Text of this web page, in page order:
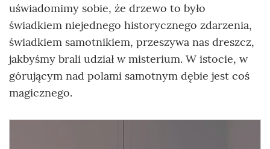
uświadomimy sobie, że drzewo to było
świadkiem niejednego historycznego zdarzenia,
świadkiem samotnikiem, przeszywa nas dreszcz,
jakbyśmy brali udział w misterium. W istocie, w
górującym nad polami samotnym dębie jest coś
magicznego.